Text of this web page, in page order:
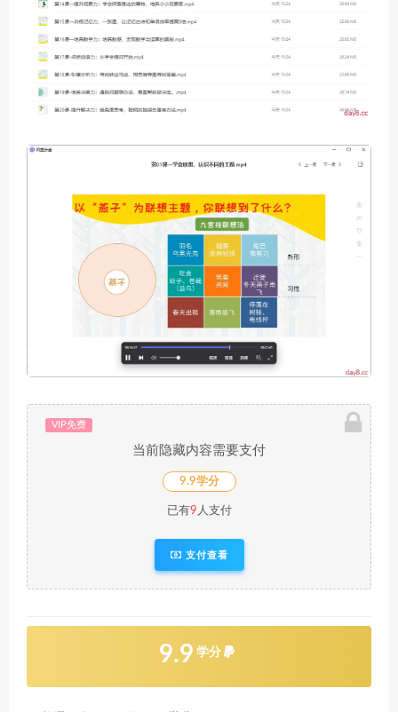
VIP免费
当前隐藏内容需要支付
9.9学分
已有9 人支付
支付查看
9.9 学分